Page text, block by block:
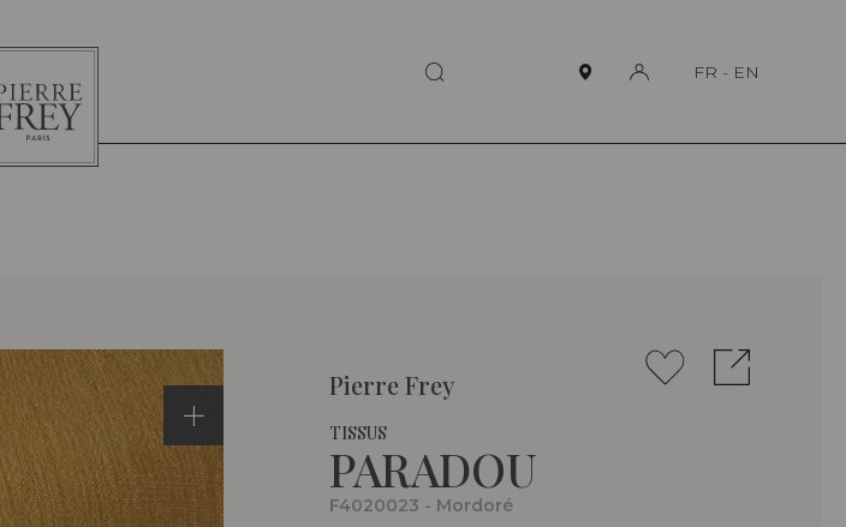
FR - EN
Pierre Frey
TISSUS
PARADOU
F4020023 - Mordoré